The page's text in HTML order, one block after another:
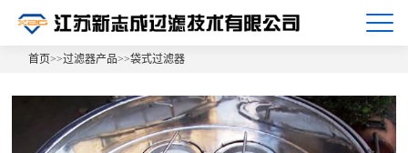
首页>>过滤器产品>>袋式过滤器